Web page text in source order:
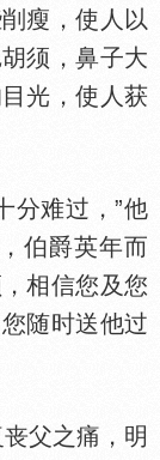
瘦，使人以
胡须，鼻子大
光，使人获
难过，”他
伯爵英年而
相信您及您
随时送他过
父之痛，明